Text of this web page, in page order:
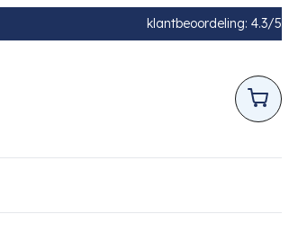
klantbeoordeling: 4.3/5